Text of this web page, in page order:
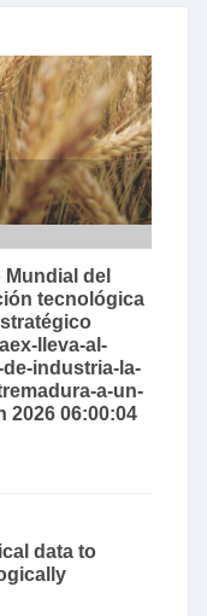
del
tecnológica
lleva-al-
industria-la-
a-un-
2026 06:00:04
data to